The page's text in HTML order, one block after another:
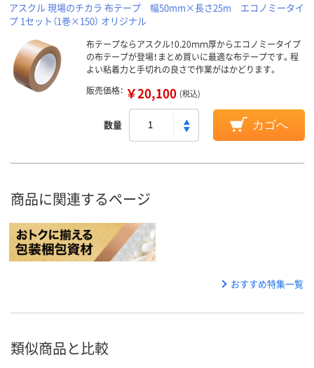
アスクル 現場のチカラ 布テープ 幅50mm×長さ25m エコノミータイ
プ 1セット（1巻×150） オリジナル
布テープならアスクル！0.20ｍｍ厚からエコノミータイプ
の布テープが登場！まとめ買いに最適な布テープです。程
よい粘着力と手切れの良さで作業がはかどります。
販売価格： ￥20,100 (税込)
数量 カゴへ
商品に関連するページ
おすすめ特集一覧
類似商品と比較